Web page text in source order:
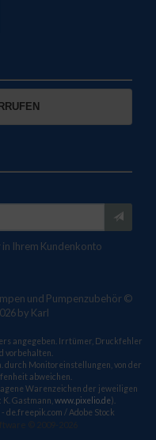
Ihrem Kundenkonto
und Pumpenzubehör ©
by Karl
angegeben. Irrtümer, Druckfehler
vorbehalten.
durch Monitoreinstellungen, von der
abweichen.
Warenzeichen der jeweiligen
Gastmann, www.pixelio.de).
de.freepik.com / Adobe Stock